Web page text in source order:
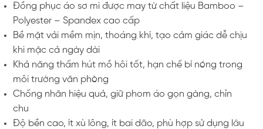
Đồng phục áo sơ mi được may từ chất liệu Bamboo –
Polyester – Spandex cao cấp
Bề mặt vải mềm mịn, thoáng khí, tạo cảm giác dễ chịu
khi mặc cả ngày dài
Khả năng thấm hút mồ hôi tốt, hạn chế bí nóng trong
môi trường văn phòng
Chống nhăn hiệu quả, giữ phom áo gọn gàng, chỉn
chu
Độ bền cao, ít xù lông, ít bai dão, phù hợp sử dụng lâu